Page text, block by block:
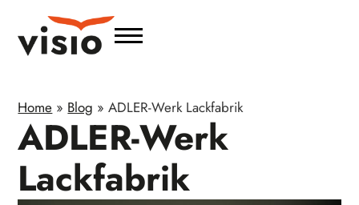
Home » Blog »ADLER-Werk Lackfabrik
ADLER-Werk
Lackfabrik